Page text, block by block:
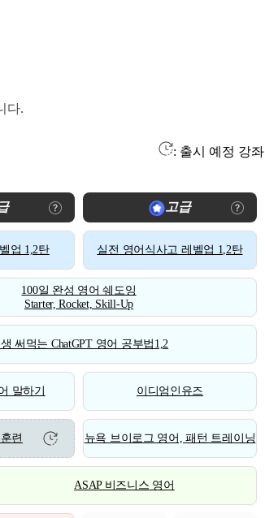
다.
: 출시 예정 강좌
고급
업 1,2탄 실전 영어식사고 레벨업 1,2탄
100일 완성 영어 쉐도잉
Starter, Rocket, Skill-Up
써먹는 ChatGPT 영어 공부법1,2
말하기 이디엄인유즈
련 뉴욕 브이로그 영어, 패턴 트레이닝
ASAP 비즈니스 영어